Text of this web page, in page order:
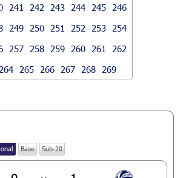
241 242 243 244 245
246
249 250 251 252 253
254
257 258 259 260 261
262
264 265 266 267 268 269
Base Sub-20